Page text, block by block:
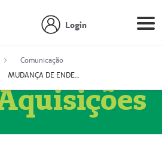
Login
Comunicação
MUDANÇA DE ENDEREÇO - DIAGITAB SERVIÇOS MÉDICOS LTDA (54003267-5)